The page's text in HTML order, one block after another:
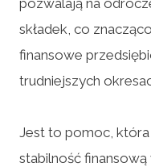
składek, co
finansowe
trudniejszych
Jest to pomoc,
stabilność